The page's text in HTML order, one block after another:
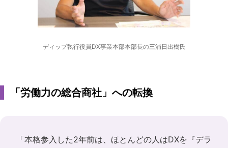
ディップ執行役員DX事業本部本部長の三浦日出樹氏
「労働力の総合商社」への転換
「本格参入した2年前は、ほとんどの人はDXを『デラ